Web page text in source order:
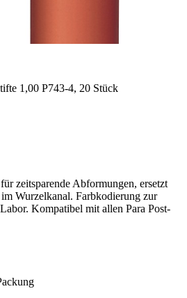
zeitsparende Abformungen, ersetzt
Wurzelkanal. Farbkodierung zur
Kompatibel mit allen Para Post-